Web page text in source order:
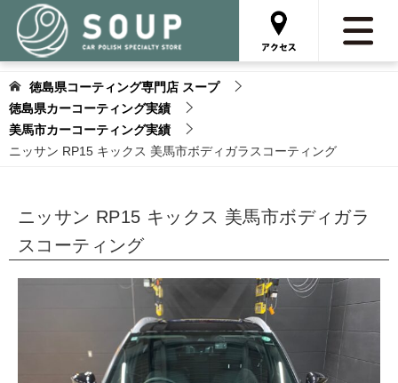
徳島県コーティング専門店 スープ
徳島県カーコーティング実績
美馬市カーコーティング実績
ニッサン RP15 キックス 美馬市ボディガラスコーティング
ニッサン RP15 キックス 美馬市ボディガラ
スコーティング